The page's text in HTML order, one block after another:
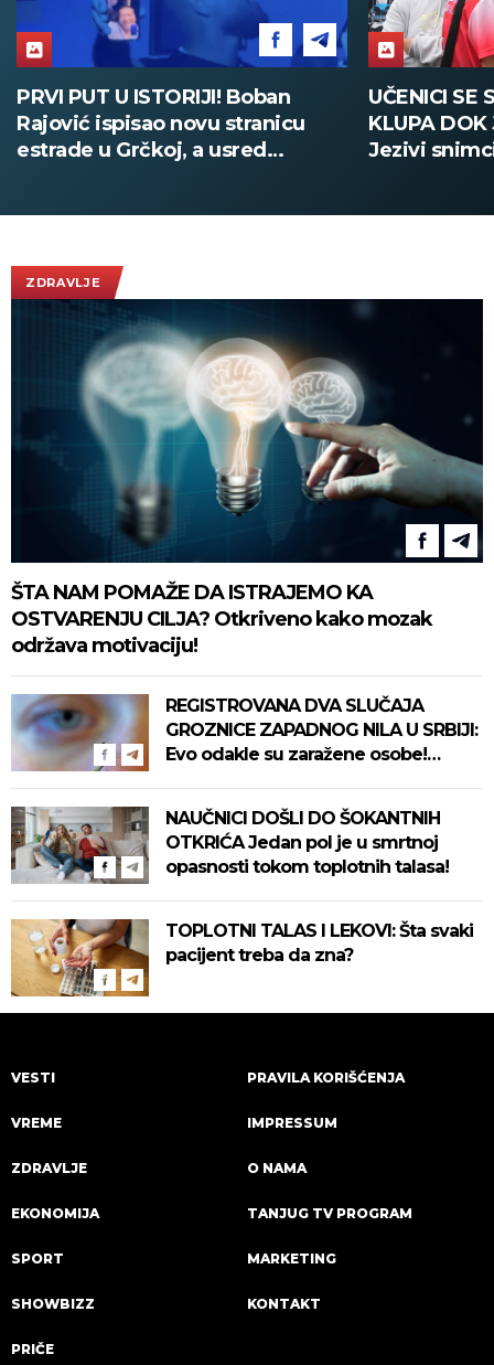
UČENICI SE SAKRILI ISPOD
KLUPA DOK JE VRŠNJAK PUCAO:
Jezivi snimci iz škole na Tajlandu
PUCNJAVA
MRTVIH
ZDRAVLJE
ŠTA NAM POMAŽE DA ISTRAJEMO KA
OSTVARENJU CILJA? Otkriveno kako mozak
održava motivaciju!
REGISTROVANA DVA SLUČAJA
GROZNICE ZAPADNOG NILA U SRBIJI:
Evo odakle su zaražene osobe!
za zaštitu!
NAUČNICI DOŠLI DO ŠOKANTNIH
OTKRIĆA Jedan pol je u smrtnoj
opasnosti tokom toplotnih talasa!
TOPLOTNI TALAS I LEKOVI: Šta svaki
pacijent treba da zna?
VESTI
VREME
ZDRAVLJE
EKONOMIJA
SPORT
SHOWBIZZ
PRIČE
PRAVILA KORIŠĆENJA
IMPRESSUM
O NAMA
TANJUG TV PROGRAM
MARKETING
KONTAKT